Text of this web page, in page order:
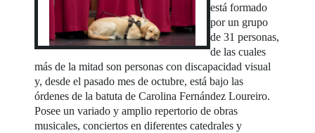
está formado
por un grupo
de 31 personas,
de las cuales
más de la mitad son personas con discapacidad visual
y, desde el pasado mes de octubre, está bajo las
órdenes de la batuta de Carolina Fernández Loureiro.
Posee un variado y amplio repertorio de obras
musicales, conciertos en diferentes catedrales y